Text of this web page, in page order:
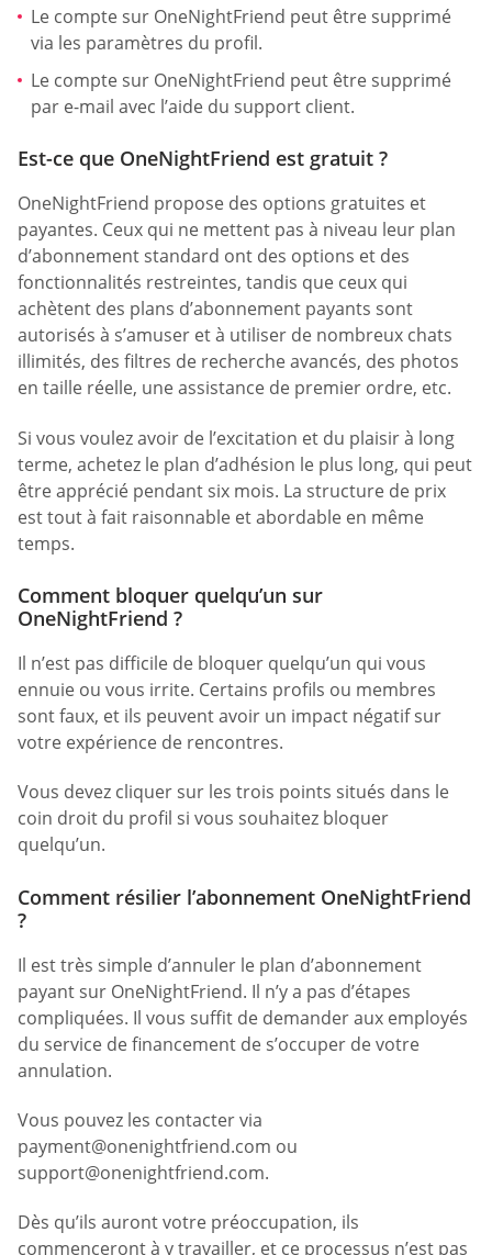
Le compte sur OneNightFriend peut être supprimé
via les paramètres du profil.
Le compte sur OneNightFriend peut être supprimé
par e-mail avec l’aide du support client.
Est-ce que OneNightFriend est gratuit ?
OneNightFriend propose des options gratuites et
payantes. Ceux qui ne mettent pas à niveau leur plan
d’abonnement standard ont des options et des
fonctionnalités restreintes, tandis que ceux qui
achètent des plans d’abonnement payants sont
autorisés à s’amuser et à utiliser de nombreux chats
illimités, des filtres de recherche avancés, des photos
en taille réelle, une assistance de premier ordre, etc.
Si vous voulez avoir de l’excitation et du plaisir à long
terme, achetez le plan d’adhésion le plus long, qui peut
être apprécié pendant six mois. La structure de prix
est tout à fait raisonnable et abordable en même
temps.
Comment bloquer quelqu’un sur
OneNightFriend ?
Il n’est pas difficile de bloquer quelqu’un qui vous
ennuie ou vous irrite. Certains profils ou membres
sont faux, et ils peuvent avoir un impact négatif sur
votre expérience de rencontres.
Vous devez cliquer sur les trois points situés dans le
coin droit du profil si vous souhaitez bloquer
quelqu’un.
Comment résilier l’abonnement OneNightFriend
?
Il est très simple d’annuler le plan d’abonnement
payant sur OneNightFriend. Il n’y a pas d’étapes
compliquées. Il vous suffit de demander aux employés
du service de financement de s’occuper de votre
annulation.
Vous pouvez les contacter via
payment@onenightfriend.com ou
support@onenightfriend.com.
Dès qu’ils auront votre préoccupation, ils
commenceront à y travailler, et ce processus n’est pas